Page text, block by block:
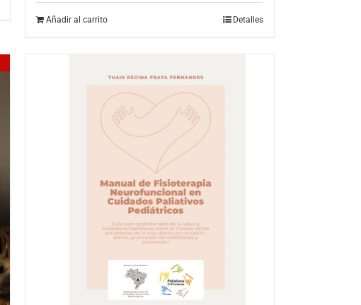
Añadir al carrito Detalles